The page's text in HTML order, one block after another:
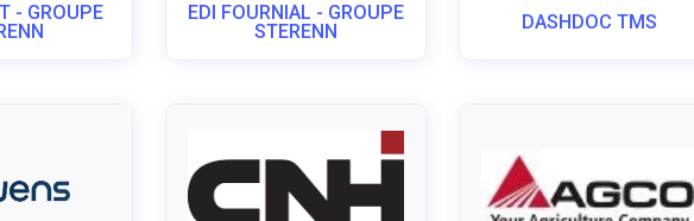
- GROUPE
EDI FOURNIAL - GROUPE
STERENN
DASHDOC TMS